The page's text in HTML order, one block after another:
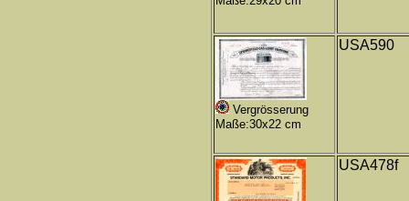
Vergrösserung
Maße:30x22 cm
USA590
USA478f